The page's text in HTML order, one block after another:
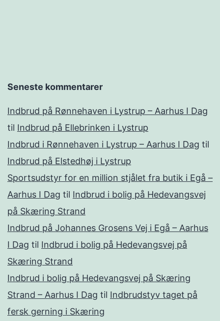
Seneste kommentarer
Indbrud på Rønnehaven i Lystrup – Aarhus I Dag
til Indbrud på Ellebrinken i Lystrup
Indbrud i Rønnehaven i Lystrup – Aarhus I Dag til
Indbrud på Elstedhøj i Lystrup
Sportsudstyr for en million stjålet fra butik i Egå –
Aarhus I Dag til Indbrud i bolig på Hedevangsvej
på Skæring Strand
Indbrud på Johannes Grosens Vej i Egå – Aarhus
I Dag til Indbrud i bolig på Hedevangsvej på
Skæring Strand
Indbrud i bolig på Hedevangsvej på Skæring
Strand – Aarhus I Dag til Indbrudstyv taget på
fersk gerning i Skæring